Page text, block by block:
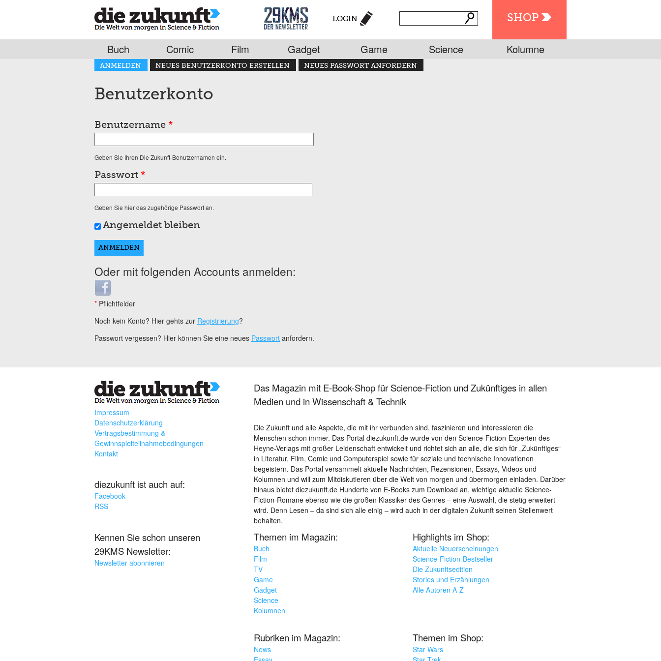
SHOP
LOGIN
Buch Comic Film Gadget Game Science Kolumne
Haupt-Reiter
ANMELDEN
(AKTIVER REITER)
NEUES BENUTZERKONTO ERSTELLEN NEUES PASSWORT ANFORDERN
Benutzerkonto
Benutzername *
Geben Sie Ihren Die Zukunft-Benutzernamen ein.
Passwort *
Geben Sie hier das zugehörige Passwort an.
Angemeldet bleiben
Oder mit folgenden Accounts anmelden:
Login with Facebook
* Pflichtfelder
Noch kein Konto? Hier gehts zur Registrierung?
Passwort vergessen? Hier können Sie eine neues Passwort anfordern.
Impressum
Datenschutzerklärung
Vertragsbestimmung &
Gewinnspielteilnahmebedingungen
Kontakt
diezukunft ist auch auf:
Facebook
RSS
Kennen Sie schon unseren
29KMS Newsletter:
Newsletter abonnieren
Das Magazin mit E-Book-Shop für Science-Fiction und Zukünftiges in allen
Medien und in Wissenschaft & Technik
Die Zukunft und alle Aspekte, die mit ihr verbunden sind, faszinieren und interessieren die
Menschen schon immer. Das Portal diezukunft.de wurde von den Science-Fiction-Experten des
Heyne-Verlags mit großer Leidenschaft entwickelt und richtet sich an alle, die sich für „Zukünftiges“
in Literatur, Film, Comic und Computerspiel sowie für soziale und technische Innovationen
begeistern. Das Portal versammelt aktuelle Nachrichten, Rezensionen, Essays, Videos und
Kolumnen und will zum Mitdiskutieren über die Welt von morgen und übermorgen einladen. Darüber
hinaus bietet diezukunft.de Hunderte von E-Books zum Download an, wichtige aktuelle Science-
Fiction-Romane ebenso wie die großen Klassiker des Genres – eine Auswahl, die stetig erweitert
wird. Denn Lesen – da sind sich alle einig – wird auch in der digitalen Zukunft seinen Stellenwert
behalten.
Themen im Magazin:
Buch
Film
TV
Game
Gadget
Science
Kolumnen
Highlights im Shop:
Aktuelle Neuerscheinungen
Science-Fiction-Bestseller
Die Zukunftsedition
Stories und Erzählungen
Alle Autoren A-Z
Rubriken im Magazin:
News
Themen im Shop:
Star Wars